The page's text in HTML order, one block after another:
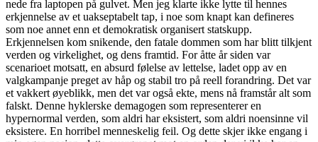
nede fra laptopen på gulvet. Men jeg klarte ikke lytte til hennes
erkjennelse av et uakseptabelt tap, i noe som knapt kan defineres
som noe annet enn et demokratisk organisert statskupp.
Erkjennelsen kom snikende, den fatale dommen som har blitt tilkjent
verden og virkelighet, og dens framtid. For åtte år siden var
scenarioet motsatt, en absurd følelse av lettelse, ladet opp av en
valgkampanje preget av håp og stabil tro på reell forandring. Det var
et vakkert øyeblikk, men det var også ekte, mens nå framstår alt som
falskt. Denne hyklerske demagogen som representerer en
hypernormal verden, som aldri har eksistert, som aldri noensinne vil
eksistere. En horribel menneskelig feil. Og dette skjer ikke engang i